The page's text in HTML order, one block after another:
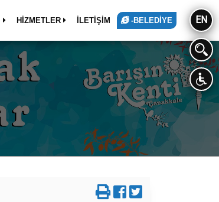
HİZMETLER İLETİŞİM -BELEDİYE EN